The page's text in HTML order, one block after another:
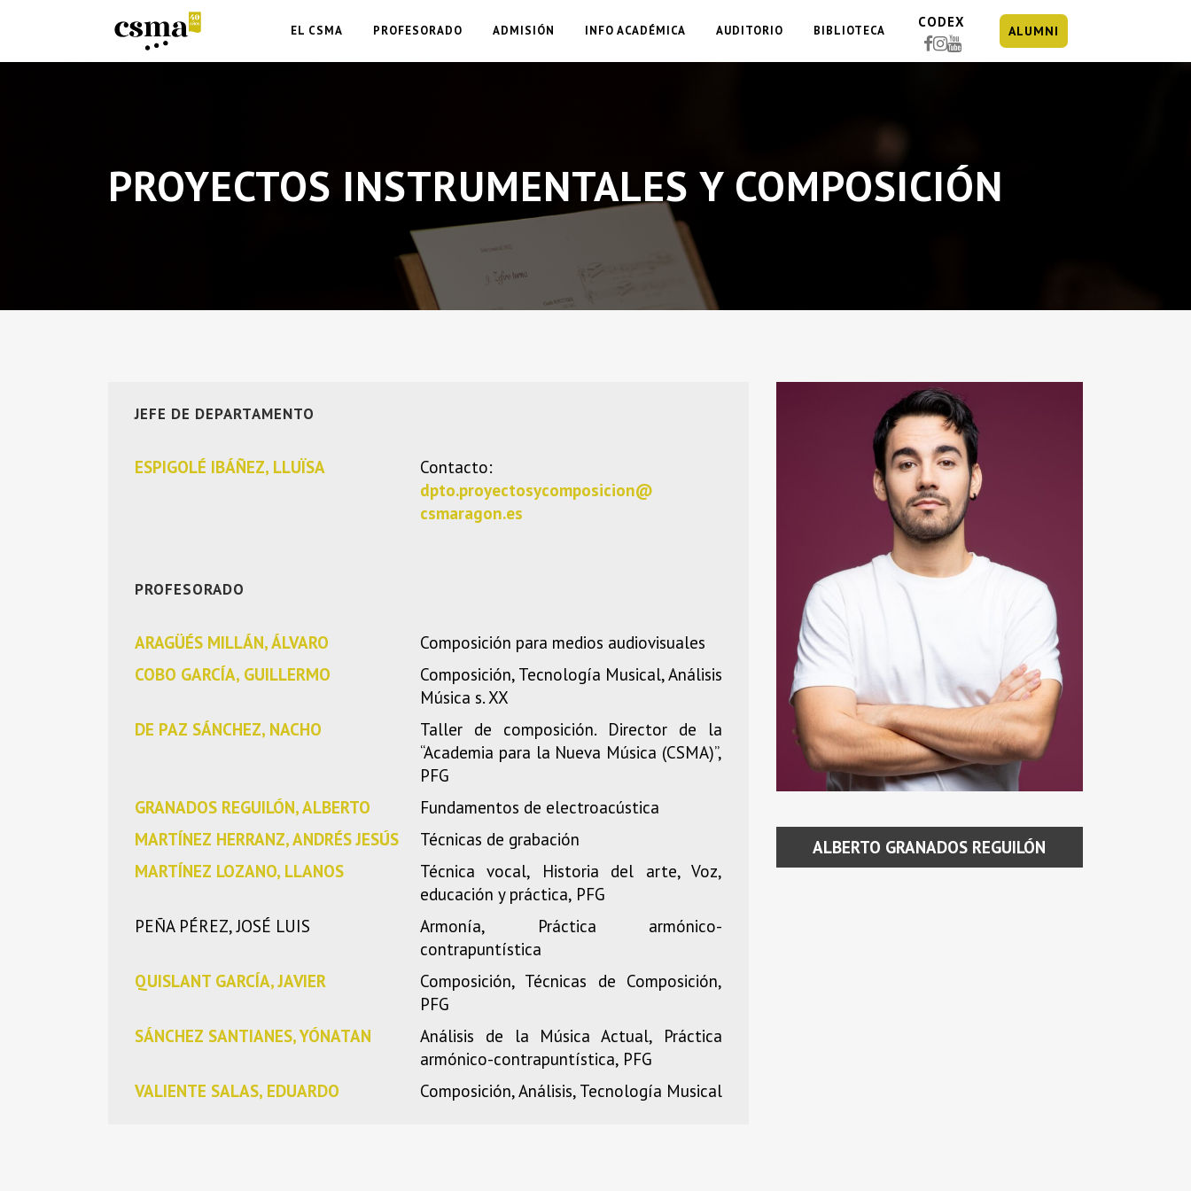
EL CSMA PROFESORADO ADMISIÓN INFO ACADÉMICA AUDITORIO BIBLIOTECA
CODEX
ALUMNI
PROYECTOS INSTRUMENTALES Y COMPOSICIÓN
JEFE DE DEPARTAMENTO
ESPIGOLÉ IBÁÑEZ, LLUÏSA
Contacto:
dpto.proyectosycomposicion@
csmaragon.es
PROFESORADO
ARAGÜÉS MILLÁN, ÁLVARO
Composición para medios audiovisuales
COBO GARCÍA, GUILLERMO
Composición, Tecnología Musical, Análisis
Música s. XX
DE PAZ SÁNCHEZ, NACHO
Taller de composición. Director de la
“Academia para la Nueva Música (CSMA)”,
PFG
GRANADOS REGUILÓN, ALBERTO
Fundamentos de electroacústica
MARTÍNEZ HERRANZ, ANDRÉS JESÚS
Técnicas de grabación
MARTÍNEZ LOZANO, LLANOS
Técnica vocal, Historia del arte, Voz,
educación y práctica, PFG
PEÑA PÉREZ, JOSÉ LUIS
Armonía, Práctica armónico-
contrapuntística
QUISLANT GARCÍA, JAVIER
Composición, Técnicas de Composición,
PFG
SÁNCHEZ SANTIANES, YÓNATAN
Análisis de la Música Actual, Práctica
armónico-contrapuntística, PFG
VALIENTE SALAS, EDUARDO
Composición, Análisis, Tecnología Musical
LLUISA ESPIGOLÉ IBÁÑEZ
ALBERTO GRANADOS REGUILÓN